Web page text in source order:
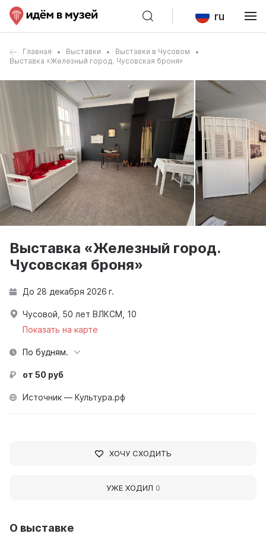
ru
Главная Выставки
Выставки в Чусовом
Выставка «Железный город. Чусовская броня»
О выставке
Выставка «Железный город.
Чусовская броня»
До 28 декабря 2026 г.
Чусовой, 50 лет ВЛКСМ, 10
Показать на карте
По будням.
от 50 руб
Источник — Культура.рф
ХОЧУ СХОДИТЬ
УЖЕ ХОДИЛ 0